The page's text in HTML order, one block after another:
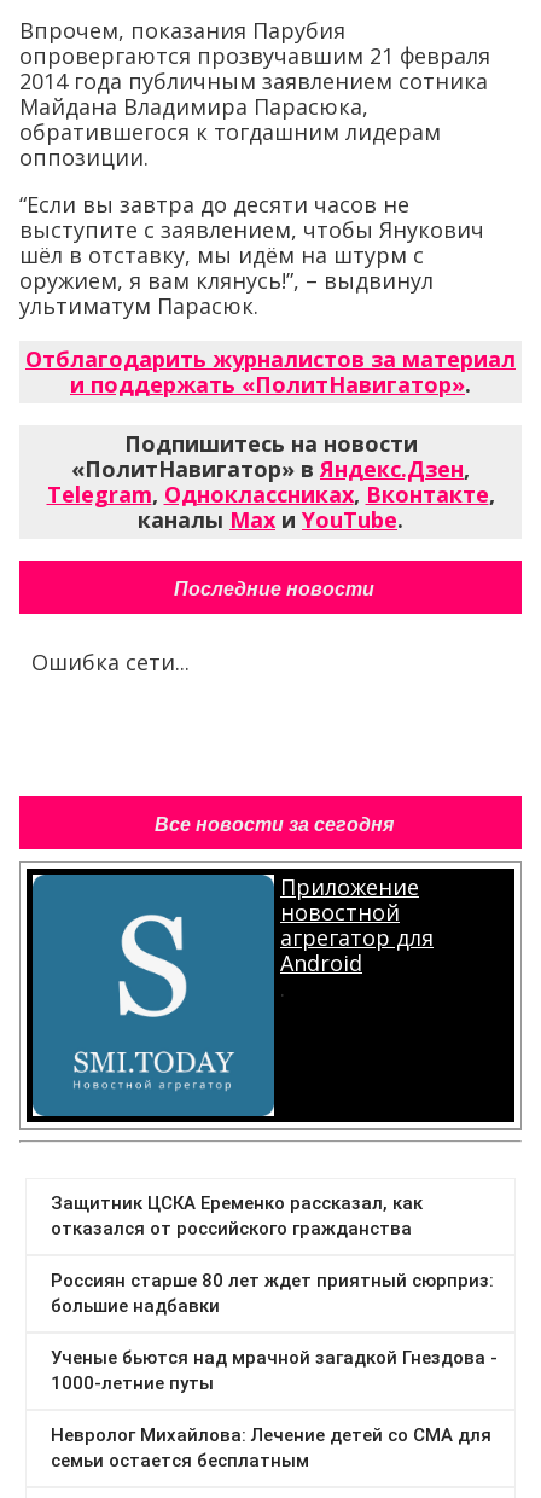
Впрочем, показания Парубия
опровергаются прозвучавшим 21 февраля
2014 года публичным заявлением сотника
Майдана Владимира Парасюка,
обратившегося к тогдашним лидерам
оппозиции.
“Если вы завтра до десяти часов не
выступите с заявлением, чтобы Янукович
шёл в отставку, мы идём на штурм с
оружием, я вам клянусь!”, – выдвинул
ультиматум Парасюк.
Отблагодарить журналистов за материал
и поддержать «ПолитНавигатор».
Подпишитесь на новости
«ПолитНавигатор» вЯндекс.Дзен,
Telegram, Одноклассниках, Вконтакте,
каналы Max и YouTube.
Последние новости
Ошибка сети...
Все новости за сегодня
Приложение
новостной
агрегатор для
Android
.